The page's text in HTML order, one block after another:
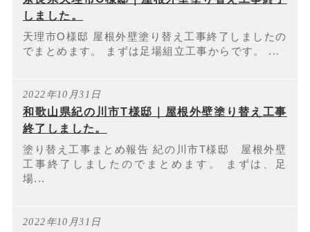
しました。
天理市O様邸 屋根外壁塗り替え工事終了しましたの
でまとめます。 まずは足場組立工事からです。 ...
2022年10月31日
和歌山県紀の川市T様邸｜屋根外壁塗り替え工事
終了しました。
塗り替え工事まとめ報告 紀の川市T様邸 屋根外壁
工事終了しましたのでまとめます。 まずは、足
場...
2022年10月31日